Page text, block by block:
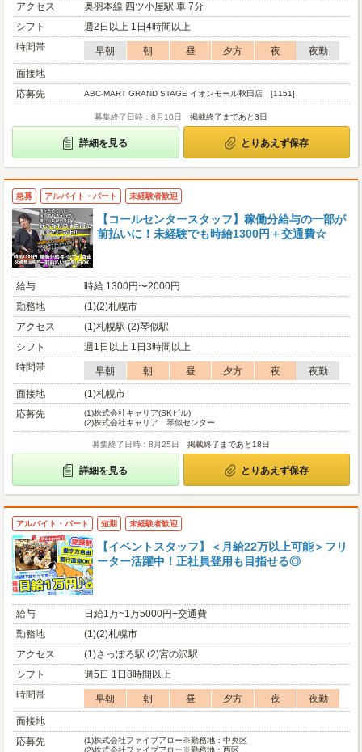
アクセス
奥羽本線 四ツ小屋駅 車 7分
シフト
週2日以上 1日4時間以上
時間帯
早朝 朝 昼 夕方 夜
夜勤
面接地
応募先
ABC-MART GRAND STAGE イオンモール秋田店 [1151]
募集終了日時：8月10日 掲載終了まであと3日
詳細を見る とりあえず保存
急募 アルバイト・パート 未経験者歓迎
【コールセンタースタッフ】稼働分給与の一部が
前払いに！未経験でも時給1300円＋交通費☆
給与
時給 1300円〜2000円
勤務地
(1)(2)札幌市
アクセス
(1)札幌駅 (2)琴似駅
シフト
週1日以上 1日3時間以上
時間帯
早朝 朝 昼 夕方 夜
夜勤
面接地
(1)札幌市
応募先
(1)株式会社キャリア(SKビル)
(2)株式会社キャリア 琴似センター
募集終了日時：8月25日 掲載終了まであと18日
詳細を見る とりあえず保存
アルバイト・パート 短期 未経験者歓迎
【イベントスタッフ】＜月給22万以上可能＞フリ
ーター活躍中！正社員登用も目指せる◎
給与
日給1万~1万5000円+交通費
勤務地
(1)(2)札幌市
アクセス
(1)さっぽろ駅 (2)宮の沢駅
シフト
週5日 1日8時間以上
時間帯
早朝 朝 昼 夕方 夜
夜勤
面接地
応募先
(1)株式会社ファイブアロー※勤務地：中央区
(2)株式会社ファイブアロー※勤務地：西区